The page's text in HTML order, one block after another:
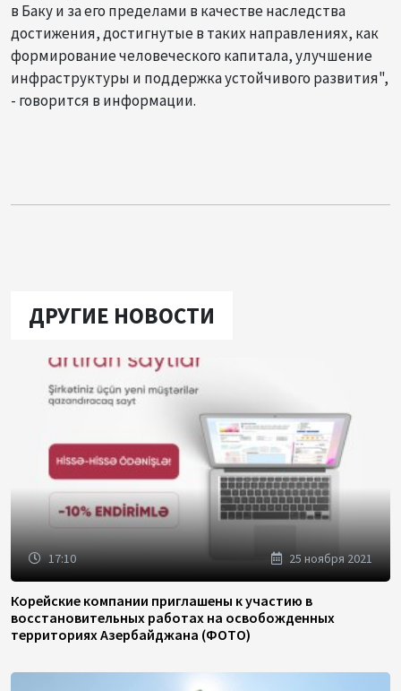
в Баку и за его пределами в качестве наследства
достижения, достигнутые в таких направлениях, как
формирование человеческого капитала, улучшение
инфраструктуры и поддержка устойчивого развития",
- говорится в информации.
ДРУГИЕ НОВОСТИ
17:10 25 ноября 2021
Корейские компании приглашены к участию в
восстановительных работах на освобожденных
территориях Азербайджана (ФОТО)